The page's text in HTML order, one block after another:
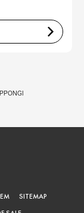
SITEMAP